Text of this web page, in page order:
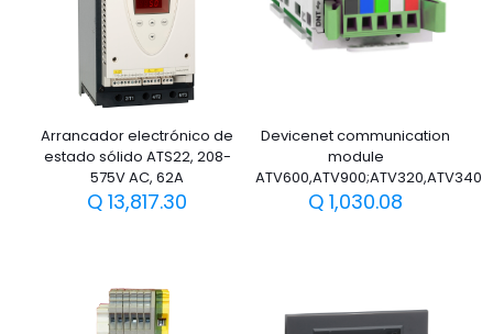
Arrancador electrónico de
estado sólido ATS22, 208-
575V AC, 62A
Q 13,817.30
Devicenet communication
module
ATV600,ATV900;ATV320,ATV340
Q 1,030.08